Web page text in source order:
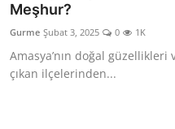
Kalori & Diyet Rehberi
Mutfak Püf Noktaları &
Mekan & Lezzet Rotaları
Meşhur?
Gurme Şubat 3, 2025 0 1K
Amasya’nın doğal
çıkan ilçelerinden...